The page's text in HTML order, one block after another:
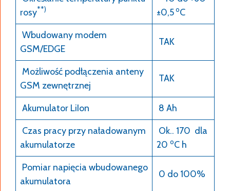
rosy**)
±0,5oC
Wbudowany modem
GSM/EDGE
TAK
Możliwość podłączenia anteny
GSM zewnętrznej
TAK
Akumulator LiIon
8 Ah
Czas pracy przy naładowanym
akumulatorze
Ok.. 170 dla
20 oC h
Pomiar napięcia wbudowanego
akumulatora
0 do 100%